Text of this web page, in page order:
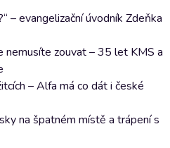
– evangelizační úvodník Zdeňka
nemusíte zouvat – 35 let KMS a
– Alfa má co dát i české
na špatném místě a trápení s